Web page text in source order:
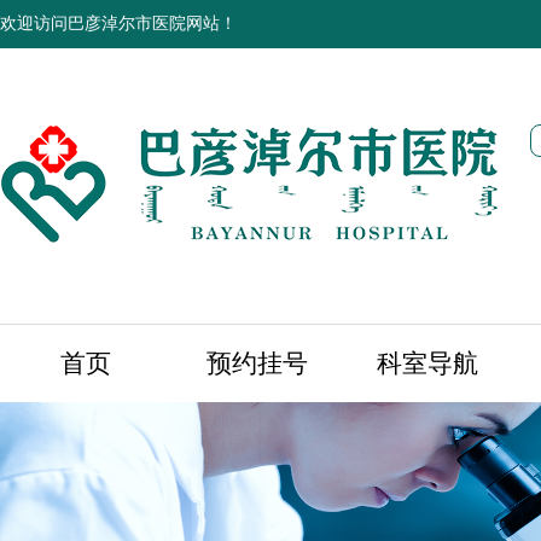
欢迎访问巴彦淖尔市医院网站！
首页 预约挂号 科室导航